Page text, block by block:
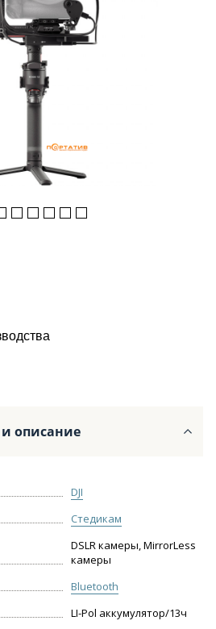
описание
DJI
Стедикам
DSLR камеры, MirrorLess
камеры
Bluetooth
LI-Pol аккумулятор/13ч